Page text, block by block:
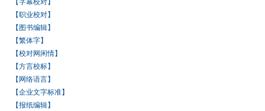
【字幕校对】
【职业校对】
【图书编辑】
【繁体字】
【校对网闲情】
【方言校标】
【网络语言】
【企业文字标准】
【报纸编辑】